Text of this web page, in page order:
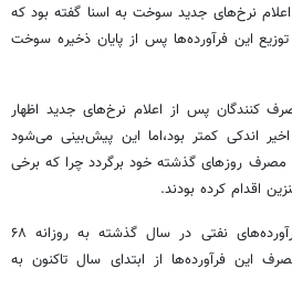
اعلام نرخ‌های جدید سوخت به اسنا گفته بود که
این فرآورده‌ها پس از پایان ذخیره سوخت
کنندگان پس از اعلام نرخ‌های جدید اظهار
اندکی کمتر بود،‌اما این پیش‌بینی می‌شود
روزهای گذشته خود برگردد چرا که برخی
اقدام کرده بودند.
به گفته وی، متوسط مصرف فرآورده‌های نفتی در سال گذشته به روزانه ۶۸
این فرآورده‌ها از ابتدای سال تاکنون به